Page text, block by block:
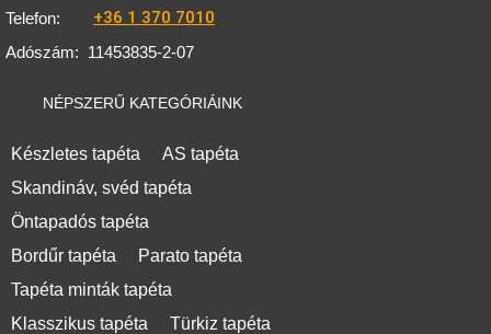
Telefon: +36 1 370 7010
Adószám: 11453835-2-07
NÉPSZERŰ KATEGÓRIÁINK
Készletes tapéta
AS tapéta
Skandináv, svéd tapéta
Öntapadós tapéta
Bordűr tapéta
Parato tapéta
Tapéta minták tapéta
Klasszikus tapéta
Türkiz tapéta